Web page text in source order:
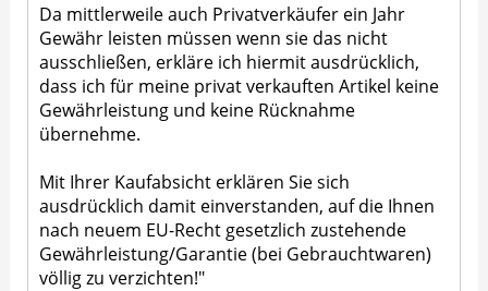
Da mittlerweile auch Privatverkäufer ein Jahr
Gewähr leisten müssen wenn sie das nicht
ausschließen, erkläre ich hiermit ausdrücklich,
dass ich für meine privat verkauften Artikel keine
Gewährleistung und keine Rücknahme
übernehme.
Mit Ihrer Kaufabsicht erklären Sie sich
ausdrücklich damit einverstanden, auf die Ihnen
nach neuem EU-Recht gesetzlich zustehende
Gewährleistung/Garantie (bei Gebrauchtwaren)
völlig zu verzichten!"